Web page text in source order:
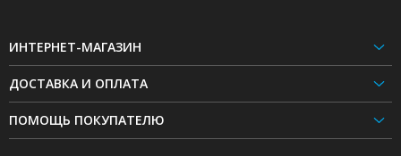
ИНТЕРНЕТ-МАГАЗИН
ДОСТАВКА И ОПЛАТА
ПОМОЩЬ ПОКУПАТЕЛЮ